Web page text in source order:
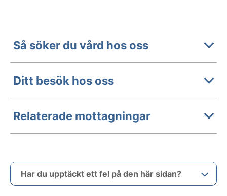
Så söker du vård hos oss
Ditt besök hos oss
Relaterade mottagningar
Har du upptäckt ett fel på den här sidan?